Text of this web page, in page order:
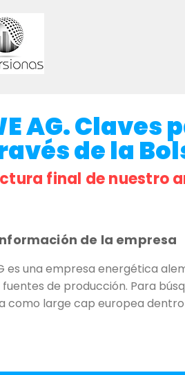
AG.
de la
final de nuestro
de la empresa
es una empresa energética
de producción. Para
como large cap europea